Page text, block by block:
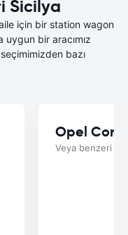
Sicilya
için bir station wagon
bir aracımız
bazı
Opel
Veya benzeri